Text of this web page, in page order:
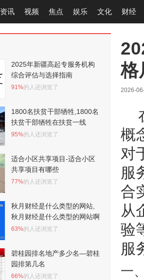
资讯 视频 焦点 娱乐 文化 财经
格
2026-
概
对
服
合
从
验
服
一
2025年新疆高起专服务机构
综合评估与选择指南
91%的人还浏览了
1800名扶贫干部牺牲,1800名
扶贫干部牺牲在扶贫一线
95%的人还浏览了
适合小区共享项目-适合小区
共享项目有哪些
77%的人还浏览了
秋月财经是什么类型的网站,
秋月财经是什么类型的网站啊
63%的人还浏览了
碧桂园排名地产多少名—碧桂
园排第几名
66%的人还浏览了